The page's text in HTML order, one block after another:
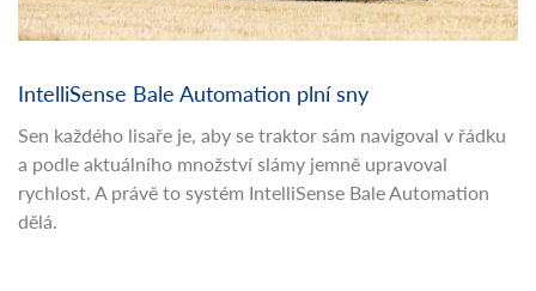
IntelliSense Bale Automation plní sny
Sen každého lisaře je, aby se traktor sám navigoval v řádku
a podle aktuálního množství slámy jemně upravoval
rychlost. A právě to systém IntelliSense Bale Automation
dělá.